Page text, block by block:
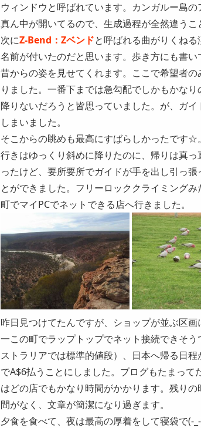
ウィンドウと呼ばれています。カンガルー島
真ん中が開いてるので、生成過程が全然違うこ
次にZ-Bend：Zベンドと呼ばれる曲がりくね
名前が付いたのだと思います。歩き方にも書
昔からの姿を見せてくれます。ここで希望者
りました。一番下までは急勾配でしかもかな
降りないだろうと皆思っていました。が、ガ
しまいました。
そこからの眺めも最高にすばらしかったです☆
行きはゆっくり斜めに降りたのに、帰りは真
ったけど、要所要所でガイドが手を出し引っ
とができました。フリーロッククライミング
町でマイPCでネットできる店へ行きました。
昨日見つけてたんですが、ショップが並ぶ区
一この町でラップトップでネット接続できそ
ストラリアでは標準的値段）、日本へ帰る日
でA$6払うことにしました。ブログもたまっ
はどの店でもかなり時間がかかります。残り
間がなく、文章が簡潔になり過ぎます。
夕食を食べて、夜は最高の厚着をして寝袋で(-